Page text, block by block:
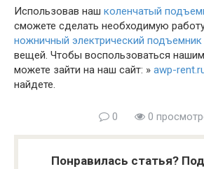
Использовав наш коленчатый
сможете сделать необходимую
ножничный электрический подъемник
вещей. Чтобы воспользоваться
можете зайти на наш сайт: » awp-
найдете.
0 0
Понравилась статья?